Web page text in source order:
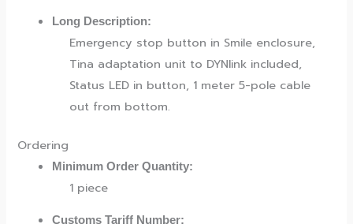
Long Description:
Emergency stop button in Smile enclosure,
Tina adaptation unit to DYNlink included,
Status LED in button, 1 meter 5-pole cable
out from bottom.
Ordering
Minimum Order Quantity:
1 piece
Customs Tariff Number: